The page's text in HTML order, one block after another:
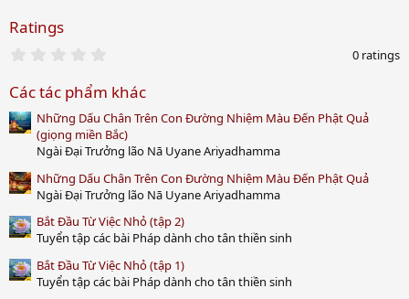
Ratings
0
t
a
r
(
s
)
0 ratings
Các tác phẩm khác
Những Dấu Chân Trên Con Đường Nhiệm Màu Đến Phật Quả
(giọng miền Bắc)
Ngài Đại Trưởng lão Nā Uyane Ariyadhamma
Những Dấu Chân Trên Con Đường Nhiệm Màu Đến Phật Quả
Ngài Đại Trưởng lão Nā Uyane Ariyadhamma
Bắt Đầu Từ Việc Nhỏ (tập 2)
Tuyển tập các bài Pháp dành cho tân thiền sinh
Bắt Đầu Từ Việc Nhỏ (tập 1)
Tuyển tập các bài Pháp dành cho tân thiền sinh